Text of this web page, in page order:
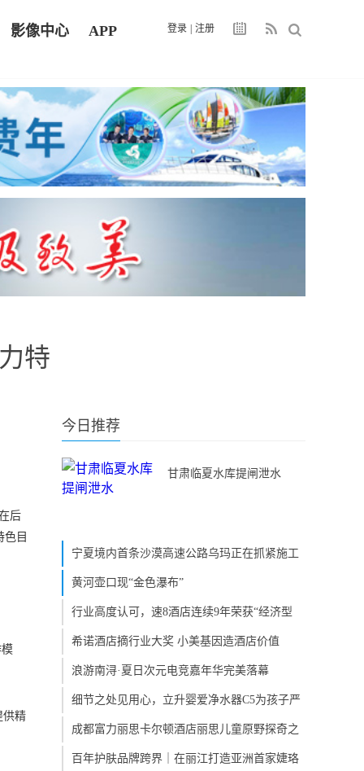
登录 注册
影像中心 APP
特
后
色目
供精
今日推荐
甘肃临夏水库提闸泄水
宁夏境内首条沙漠高速公路乌玛正在抓紧施工
黄河壶口现“金色瀑布”
行业高度认可，速8酒店连续9年荣获“经济型
希诺酒店摘行业大奖 小美基因造酒店价值
浪游南浔·夏日次元电竞嘉年华完美落幕
细节之处见用心，立升婴爱净水器C5为孩子严
成都富力丽思卡尔顿酒店丽思儿童原野探奇之
百年护肤品牌跨界｜在丽江打造亚洲首家婕珞